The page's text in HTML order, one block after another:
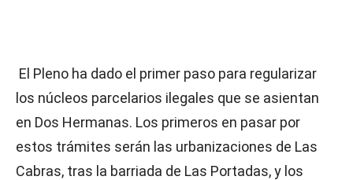
El Pleno ha dado el primer paso para regularizar
los núcleos parcelarios ilegales que se asientan
en Dos Hermanas. Los primeros en pasar por
estos trámites serán las urbanizaciones de Las
Cabras, tras la barriada de Las Portadas, y los